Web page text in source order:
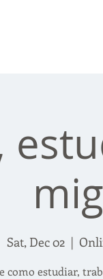
Sat, Dec 02
  |
como estudiar,